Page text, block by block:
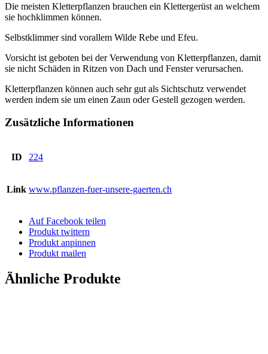
Die meisten Kletterpflanzen brauchen ein Klettergerüst an welchem
sie hochklimmen können.
Selbstklimmer sind vorallem Wilde Rebe und Efeu.
Vorsicht ist geboten bei der Verwendung von Kletterpflanzen, damit
sie nicht Schäden in Ritzen von Dach und Fenster verursachen.
Kletterpflanzen können auch sehr gut als Sichtschutz verwendet
werden indem sie um einen Zaun oder Gestell gezogen werden.
Zusätzliche Informationen
ID 224
Link www.pflanzen-fuer-unsere-gaerten.ch
Auf Facebook teilen
Produkt twittern
Produkt anpinnen
Produkt mailen
Ähnliche Produkte